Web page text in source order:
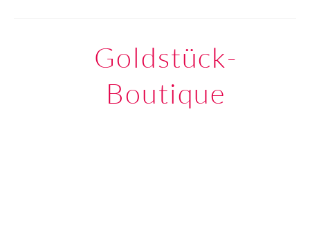
Goldstück-
Boutique